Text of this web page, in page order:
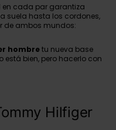
en cada par garantiza
suela hasta los cordones,
de ambos mundos:
hombretu nueva base
está bien, pero hacerlo con
Hilfiger